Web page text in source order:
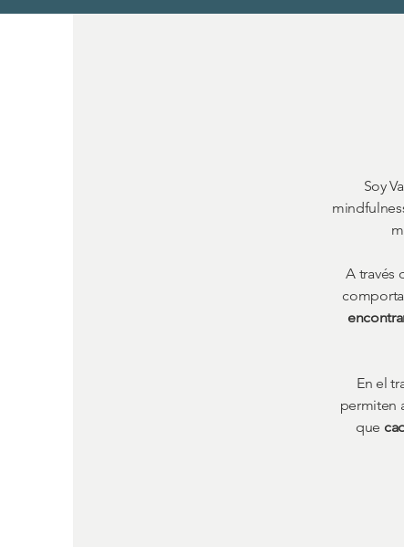
Soy
A través
En el
permiten
que